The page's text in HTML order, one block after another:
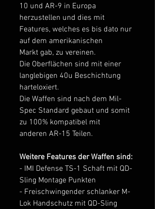
10 und AR-9 in Europa
herzustellen und dies mit
Features, welches es bis dato nur
auf dem amerikanischen
Markt gab, zu vereinen.
Die Oberflächen sind mit einer
langlebigen 40u Beschichtung
harteloxiert.
Die Waffen sind nach dem Mil-
Spec Standard gebaut und somit
zu 100% kompatibel mit
anderen AR-15 Teilen.
Weitere Features der Waffen sind:
- IMI Defense TS-1 Schaft mit QD-
Sling Montage Punkten
- Freischwingender schlanker M-
Lok Handschutz mit QD-Sling